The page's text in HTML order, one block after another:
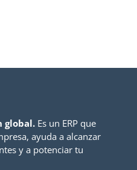
global.Es un ERP que
ayuda a alcanzar
y a potenciar tu